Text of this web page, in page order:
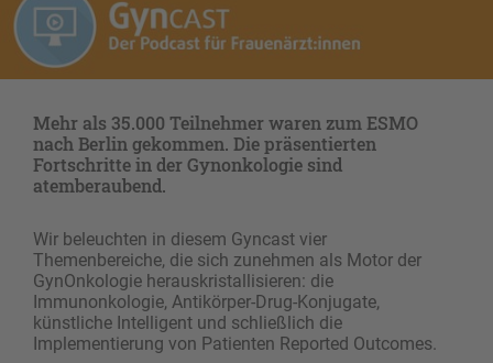
Mehr als 35.000 Teilnehmer waren zum ESMO
nach Berlin gekommen. Die präsentierten
Fortschritte in der Gynonkologie sind
atemberaubend.
Wir beleuchten in diesem Gyncast vier
Themenbereiche, die sich zunehmen als Motor der
GynOnkologie herauskristallisieren: die
Immunonkologie, Antikörper-Drug-Konjugate,
künstliche Intelligent und schließlich die
Implementierung von Patienten Reported Outcomes.